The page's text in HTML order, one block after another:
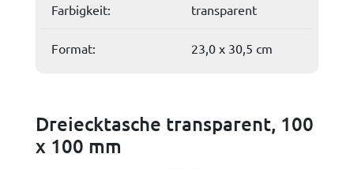
Farbigkeit: transparent
Format: 23,0 x 30,5 cm
Dreiecktasche transparent, 100
x 100 mm